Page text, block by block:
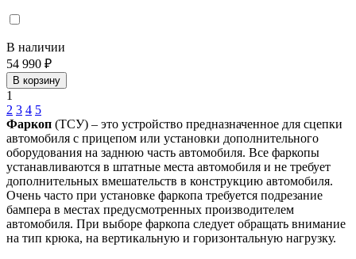
В наличии
54 990 ₽
В корзину
1
2 3 4 5
Фаркоп (ТСУ) – это устройство предназначенное для сцепки
автомобиля с прицепом или установки дополнительного
оборудования на заднюю часть автомобиля. Все фаркопы
устанавливаются в штатные места автомобиля и не требует
дополнительных вмешательств в конструкцию автомобиля.
Очень часто при установке фаркопа требуется подрезание
бампера в местах предусмотренных производителем
автомобиля. При выборе фаркопа следует обращать внимание
на тип крюка, на вертикальную и горизонтальную нагрузку.